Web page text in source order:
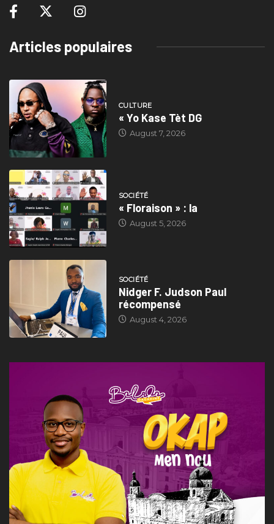
Articles populaires
CULTURE
« Yo Kase Tèt DG
August 7, 2026
SOCIÉTÉ
« Floraison » : la
August 5, 2026
SOCIÉTÉ
Nidger F. Judson Paul
récompensé
August 4, 2026